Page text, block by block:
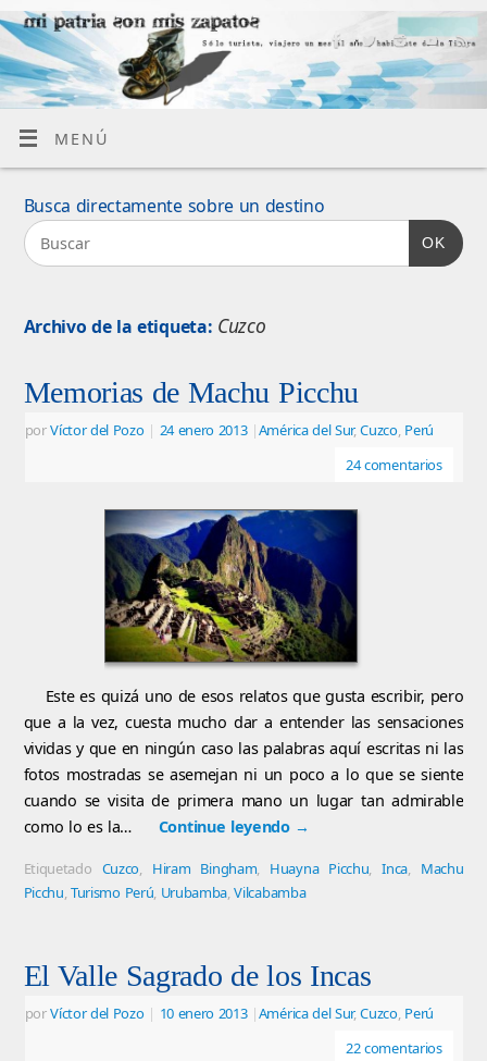
MENÚ
Busca directamente sobre un destino
OK
Archivo de la etiqueta: Cuzco
Memorias de Machu Picchu
porVíctor del Pozo | 24 enero 2013 |América del Sur,Cuzco, Perú
24 comentarios
Este es quizá uno de esos relatos que gusta escribir, pero
que a la vez, cuesta mucho dar a entender las sensaciones
vividas y que en ningún caso las palabras aquí escritas ni las
fotos mostradas se asemejan ni un poco a lo que se siente
cuando se visita de primera mano un lugar tan admirable
como lo es la…
Continue leyendo →
Etiquetado Cuzco, Hiram Bingham, Huayna Picchu,Inca, Machu
Picchu,Turismo Perú, Urubamba,Vilcabamba
El Valle Sagrado de los Incas
porVíctor del Pozo | 10 enero 2013 |América del Sur,Cuzco, Perú
22 comentarios